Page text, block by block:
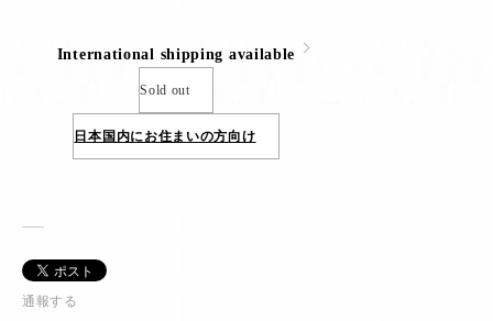
International shipping available
Sold out
日本国内にお住まいの方向け
通報する